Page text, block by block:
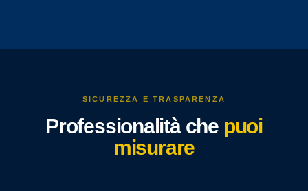
SICUREZZA E TRASPARENZA
Professionalità che puoi
misurare